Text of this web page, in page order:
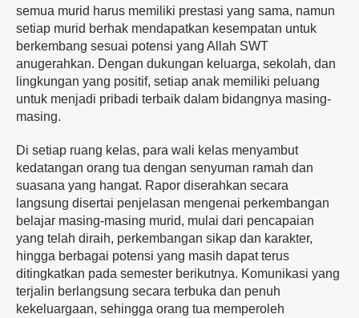
semua murid harus memiliki prestasi yang sama, namun
setiap murid berhak mendapatkan kesempatan untuk
berkembang sesuai potensi yang Allah SWT
anugerahkan. Dengan dukungan keluarga, sekolah, dan
lingkungan yang positif, setiap anak memiliki peluang
untuk menjadi pribadi terbaik dalam bidangnya masing-
masing.
Di setiap ruang kelas, para wali kelas menyambut
kedatangan orang tua dengan senyuman ramah dan
suasana yang hangat. Rapor diserahkan secara
langsung disertai penjelasan mengenai perkembangan
belajar masing-masing murid, mulai dari pencapaian
yang telah diraih, perkembangan sikap dan karakter,
hingga berbagai potensi yang masih dapat terus
ditingkatkan pada semester berikutnya. Komunikasi yang
terjalin berlangsung secara terbuka dan penuh
kekeluargaan, sehingga orang tua memperoleh